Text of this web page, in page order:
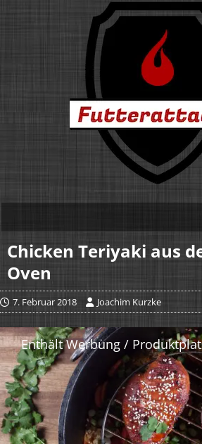
Chicken Teriyaki aus
Oven
7. Februar 2018 Joachim Kurzke